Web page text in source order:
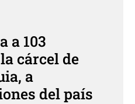
a 103
cárcel de
a
del país